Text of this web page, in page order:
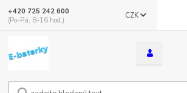
CZK
+420 725 242 600
(Po-Pá, 8-16 hod.)